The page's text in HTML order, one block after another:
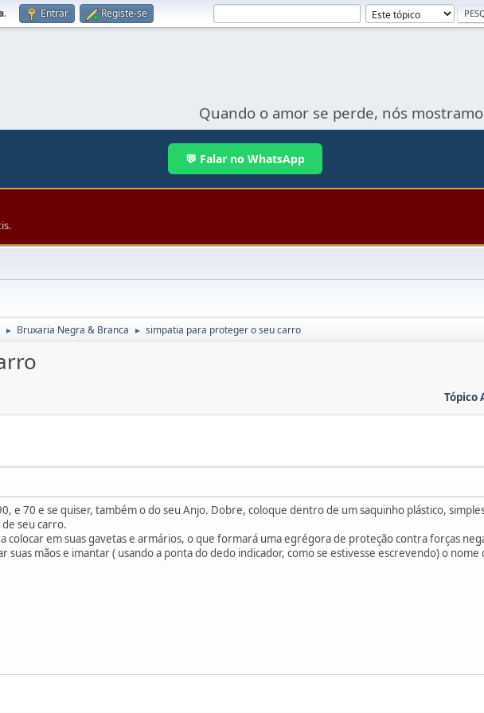
. Entrar Registe-se
Quando o amor se perde, nós
💬 Falar no WhatsApp
► Bruxaria Negra & Branca ► simpatia para proteger o seu carro
Tópico
e 70 e se quiser, também o do seu Anjo. Dobre, coloque dentro de um saquinho plástico,
seu carro.
colocar em suas gavetas e armários, o que formará uma egrégora de proteção contra forças
suas mãos e imantar ( usando a ponta do dedo indicador, como se estivesse escrevendo) o nome